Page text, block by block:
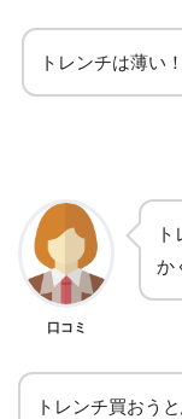
トレンチは薄い
口コミ
か
トレンチ買おう